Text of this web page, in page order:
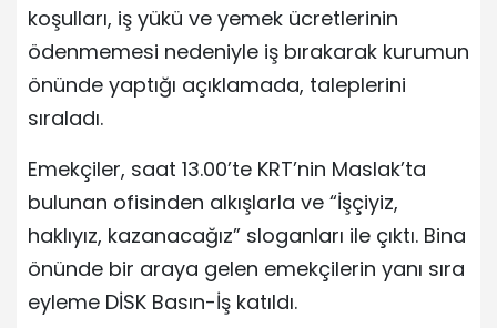
koşulları, iş yükü ve yemek ücretlerinin
ödenmemesi nedeniyle iş bırakarak kurumun
önünde yaptığı açıklamada, taleplerini
sıraladı.
Emekçiler, saat 13.00’te KRT’nin Maslak’ta
bulunan ofisinden alkışlarla ve “İşçiyiz,
haklıyız, kazanacağız” sloganları ile çıktı. Bina
önünde bir araya gelen emekçilerin yanı sıra
eyleme DİSK Basın-İş katıldı.